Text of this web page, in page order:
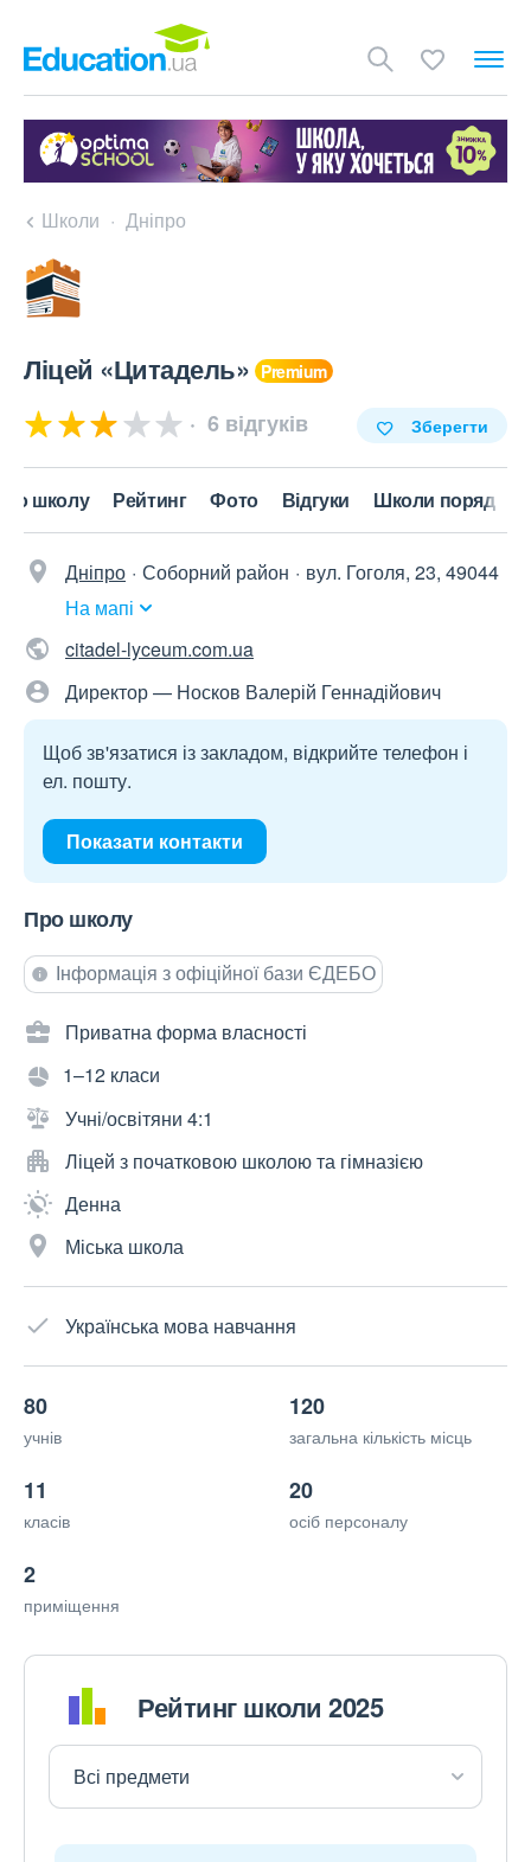
Школи Дніпро
Ліцей «Цитадель»
6 відгуків Зберегти
школу Рейтинг Фото Відгуки Школи поряд
Дніпро Соборний район
вул. Гоголя, 23, 49044
На мапі
citadel-lyceum.com.ua
Директор — Носков Валерій Геннадійович
Щоб зв'язатися із закладом, відкрийте телефон і
ел. пошту.
Показати контакти
Про школу
Інформація з офіційної бази ЄДЕБО
Приватна форма власності
1–12 класи
Учні/освітяни 4:1
Ліцей з початковою школою та гімназією
Денна
Міська школа
Українська мова навчання
80
учнів
120
загальна кількість місць
11
класів
20
осіб персоналу
2
приміщення
Рейтинг школи 2025